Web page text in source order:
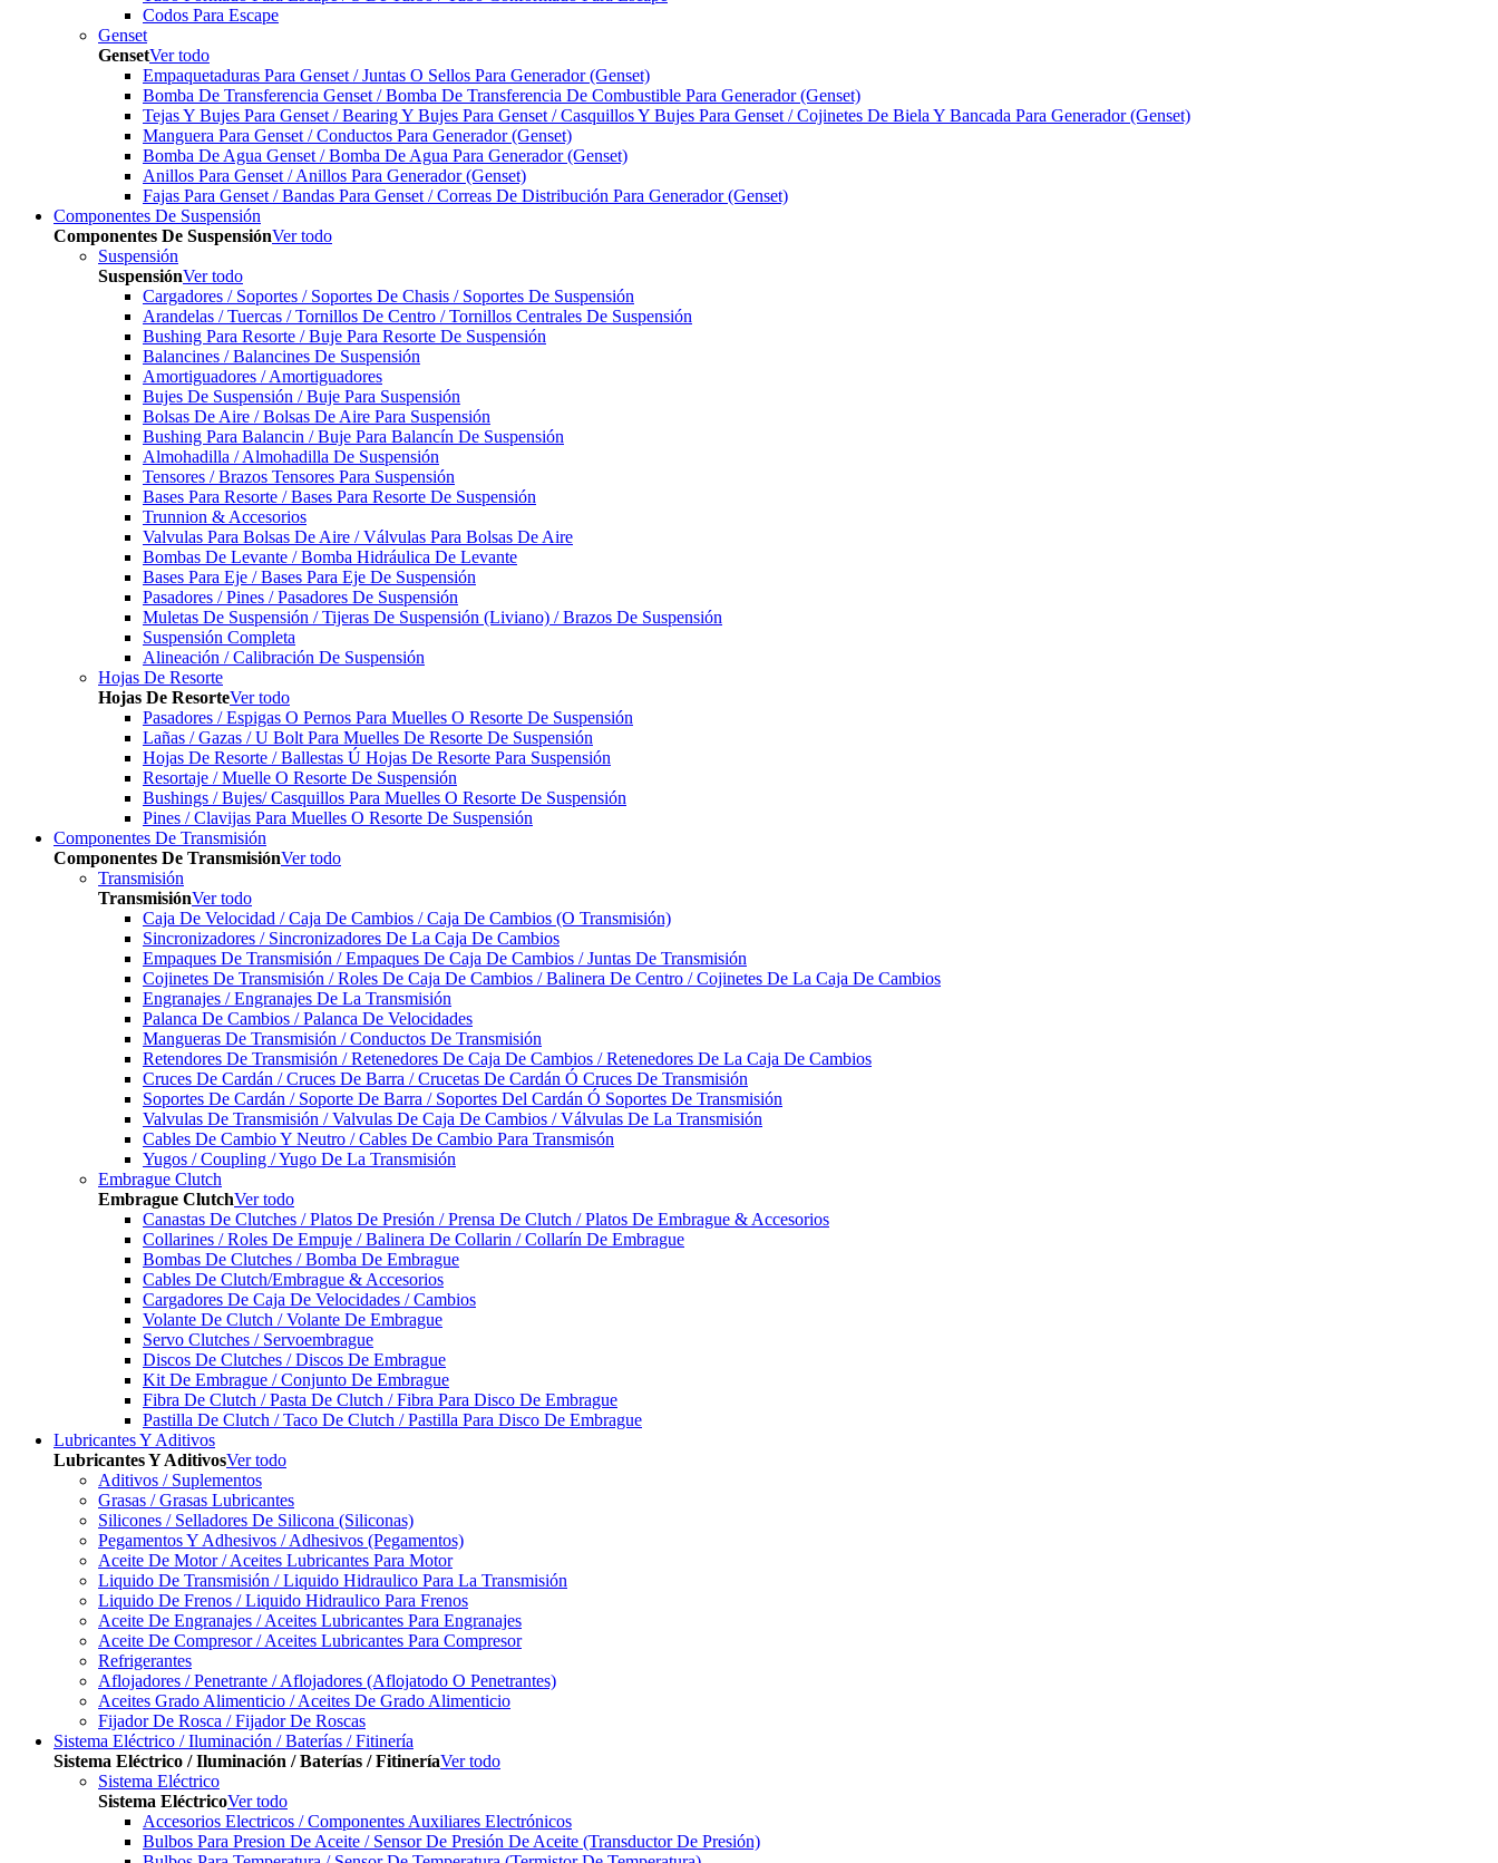
Codos Para Escape
Genset
GensetVer todo
Empaquetaduras Para Genset / Juntas O Sellos Para Generador (Genset)
Bomba De Transferencia Genset / Bomba De Transferencia De Combustible Para Generador (Genset)
Tejas Y Bujes Para Genset / Bearing Y Bujes Para Genset / Casquillos Y Bujes Para Genset / Cojinetes De Biela Y Bancada Para Generador (Genset)
Manguera Para Genset / Conductos Para Generador (Genset)
Bomba De Agua Genset / Bomba De Agua Para Generador (Genset)
Anillos Para Genset / Anillos Para Generador (Genset)
Fajas Para Genset / Bandas Para Genset / Correas De Distribución Para Generador (Genset)
Componentes De Suspensión
Componentes De SuspensiónVer todo
Suspensión
SuspensiónVer todo
Cargadores / Soportes / Soportes De Chasis / Soportes De Suspensión
Arandelas / Tuercas / Tornillos De Centro / Tornillos Centrales De Suspensión
Bushing Para Resorte / Buje Para Resorte De Suspensión
Balancines / Balancines De Suspensión
Amortiguadores / Amortiguadores
Bujes De Suspensión / Buje Para Suspensión
Bolsas De Aire / Bolsas De Aire Para Suspensión
Bushing Para Balancin / Buje Para Balancín De Suspensión
Almohadilla / Almohadilla De Suspensión
Tensores / Brazos Tensores Para Suspensión
Bases Para Resorte / Bases Para Resorte De Suspensión
Trunnion & Accesorios
Valvulas Para Bolsas De Aire / Válvulas Para Bolsas De Aire
Bombas De Levante / Bomba Hidráulica De Levante
Bases Para Eje / Bases Para Eje De Suspensión
Pasadores / Pines / Pasadores De Suspensión
Muletas De Suspensión / Tijeras De Suspensión (Liviano) / Brazos De Suspensión
Suspensión Completa
Alineación / Calibración De Suspensión
Hojas De Resorte
Hojas De ResorteVer todo
Pasadores / Espigas O Pernos Para Muelles O Resorte De Suspensión
Lañas / Gazas / U Bolt Para Muelles De Resorte De Suspensión
Hojas De Resorte / Ballestas Ú Hojas De Resorte Para Suspensión
Resortaje / Muelle O Resorte De Suspensión
Bushings / Bujes/ Casquillos Para Muelles O Resorte De Suspensión
Pines / Clavijas Para Muelles O Resorte De Suspensión
Componentes De Transmisión
Componentes De TransmisiónVer todo
Transmisión
TransmisiónVer todo
Caja De Velocidad / Caja De Cambios / Caja De Cambios (O Transmisión)
Sincronizadores / Sincronizadores De La Caja De Cambios
Empaques De Transmisión / Empaques De Caja De Cambios / Juntas De Transmisión
Cojinetes De Transmisión / Roles De Caja De Cambios / Balinera De Centro / Cojinetes De La Caja De Cambios
Engranajes / Engranajes De La Transmisión
Palanca De Cambios / Palanca De Velocidades
Mangueras De Transmisión / Conductos De Transmisión
Retendores De Transmisión / Retenedores De Caja De Cambios / Retenedores De La Caja De Cambios
Cruces De Cardán / Cruces De Barra / Crucetas De Cardán Ó Cruces De Transmisión
Soportes De Cardán / Soporte De Barra / Soportes Del Cardán Ó Soportes De Transmisión
Valvulas De Transmisión / Valvulas De Caja De Cambios / Válvulas De La Transmisión
Cables De Cambio Y Neutro / Cables De Cambio Para Transmisón
Yugos / Coupling / Yugo De La Transmisión
Embrague Clutch
Embrague ClutchVer todo
Canastas De Clutches / Platos De Presión / Prensa De Clutch / Platos De Embrague & Accesorios
Collarines / Roles De Empuje / Balinera De Collarin / Collarín De Embrague
Bombas De Clutches / Bomba De Embrague
Cables De Clutch/Embrague & Accesorios
Cargadores De Caja De Velocidades / Cambios
Volante De Clutch / Volante De Embrague
Servo Clutches / Servoembrague
Discos De Clutches / Discos De Embrague
Kit De Embrague / Conjunto De Embrague
Fibra De Clutch / Pasta De Clutch / Fibra Para Disco De Embrague
Pastilla De Clutch / Taco De Clutch / Pastilla Para Disco De Embrague
Lubricantes Y Aditivos
Lubricantes Y AditivosVer todo
Aditivos / Suplementos
Grasas / Grasas Lubricantes
Silicones / Selladores De Silicona (Siliconas)
Pegamentos Y Adhesivos / Adhesivos (Pegamentos)
Aceite De Motor / Aceites Lubricantes Para Motor
Liquido De Transmisión / Liquido Hidraulico Para La Transmisión
Liquido De Frenos / Liquido Hidraulico Para Frenos
Aceite De Engranajes / Aceites Lubricantes Para Engranajes
Aceite De Compresor / Aceites Lubricantes Para Compresor
Refrigerantes
Aflojadores / Penetrante / Aflojadores (Aflojatodo O Penetrantes)
Aceites Grado Alimenticio / Aceites De Grado Alimenticio
Fijador De Rosca / Fijador De Roscas
Sistema Eléctrico / Iluminación / Baterías / Fitinería
Sistema Eléctrico / Iluminación / Baterías / FitineríaVer todo
Sistema Eléctrico
Sistema EléctricoVer todo
Accesorios Electricos / Componentes Auxiliares Electrónicos
Bulbos Para Presion De Aceite / Sensor De Presión De Aceite (Transductor De Presión)